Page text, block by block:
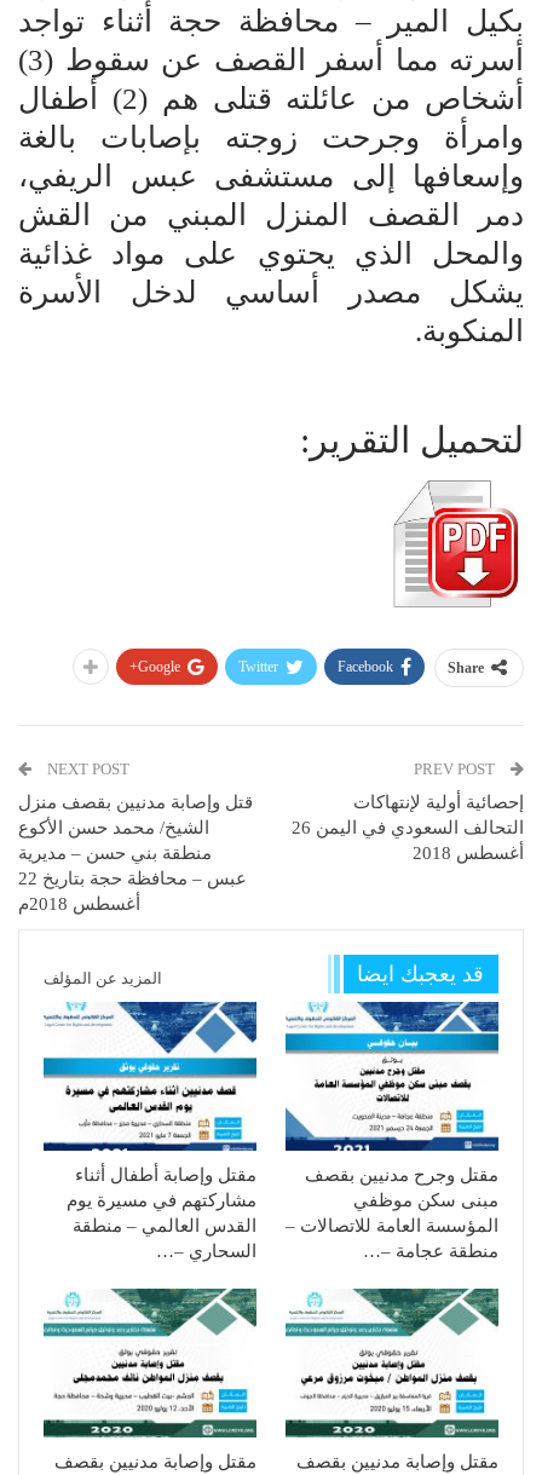
بكيل المير – محافظة حجة أثناء تواجد
أسرته مما أسفر القصف عن سقوط (3)
أشخاص من عائلته قتلى هم (2) أطفال
وامرأة وجرحت زوجته بإصابات بالغة
وإسعافها إلى مستشفى عبس الريفي،
دمر القصف المنزل المبني من القش
والمحل الذي يحتوي على مواد غذائية
يشكل مصدر أساسي لدخل الأسرة
المنكوبة.
لتحميل التقرير:
Share
Facebook
Twitter
Google+
إحصائية أولية لإنتهاكات
التحالف السعودي في اليمن 26
أغسطس 2018
NEXT POST
قتل وإصابة مدنيين بقصف منزل
الشيخ/ محمد حسن الأكوع
منطقة بني حسن – مديرية
عبس – محافظة حجة بتاريخ 22
أغسطس 2018م
قد يعجبك ايضا المزيد عن المؤلف
مقتل وجرح مدنيين بقصف
مبنى سكن موظفي
المؤسسة العامة للاتصالات –
منطقة عجامة –…
مقتل وإصابة أطفال أثناء
مشاركتهم في مسيرة يوم
القدس العالمي – منطقة
السحاري –…
مقتل وإصابة مدنيين بقصف
مقتل وإصابة مدنيين بقصف